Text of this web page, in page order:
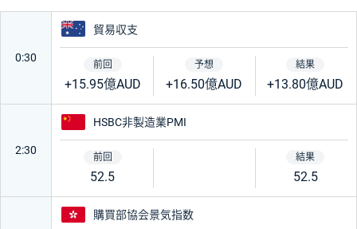
0:30
オーストラリア
貿易収支
+15.95億AUD +16.50億AUD +13.80億AUD
2:30
中国
HSBC非製造業PMI
52.5 52.5
香港
購買部協会景気指数